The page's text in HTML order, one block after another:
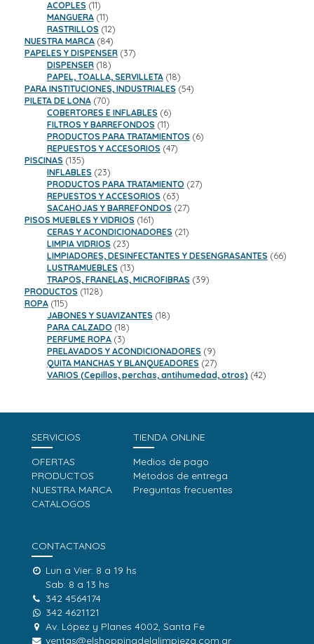
ACOPLES 1111
productos
MANGUERA 1111
productos
RASTRILLOS 1212
productos
NUESTRA MARCA 8484
productos
PAPELES Y DISPENSER 3737
DISPENSER 1818
productos
PAPEL, TOALLA, SERVILLETA 1818
productos
PARA INSTITUCIONES, INDUSTRIALES 5454
PILETA DE LONA 7070
productos
COBERTORES E INFLABLES 66
productos
FILTROS Y BARREFONDOS 1111
productos
PRODUCTOS PARA TRATAMIENTOS 66
REPUESTOS Y ACCESORIOS 4747
PISCINAS 135135
productos
INFLABLES 2323
productos
PRODUCTOS PARA TRATAMIENTO 2727
REPUESTOS Y ACCESORIOS 6363
productos
SACAHOJAS Y BARREFONDOS 2727
PISOS MUEBLES Y VIDRIOS 161161
productos
CERAS Y ACONDICIONADORES 2121
LIMPIA VIDRIOS 2323
productos
LIMPIADORES, DESINFECTANTES Y DESENGRASANTES 6666
LUSTRAMUEBLES 1313
productos
TRAPOS, FRANELAS, MICROFIBRAS 3939
PRODUCTOS 11281128
ROPA 115115
productos
JABONES Y SUAVIZANTES 1818
PARA CALZADO 1818
PERFUME ROPA 33
productos
PRELAVADOS Y ACONDICIONADORES 99
productos
QUITA MANCHAS Y BLANQUEADORES 2727
productos
VARIOS (Cepillos, perchas, antihumedad, otros) 4242
SERVICIOS
OFERTAS
PRODUCTOS
NUESTRA MARCA
CATALOGOS
TIENDA ONLINE
Medios de pago
Métodos de entrega
Preguntas frecuentes
CONTACTANOS
Lun a Vier: 8 a 19 hs
Sab: 8 a 13 hs
342 4564174
342 4621121
Av. López y Planes 4002, Santa Fe
ventas@elshoppingdelalimpieza.com.ar